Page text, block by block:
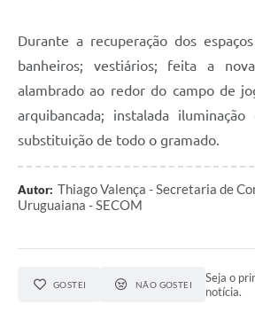
Durante a recuperação dos
banheiros; vestiários; feita a
alambrado ao redor do campo de
arquibancada; instalada
substituição de todo o gramado.
Autor: Thiago Valença - Secretaria de
Uruguaiana - SECOM
GOSTEI NÃO GOSTEI
Seja o
notícia.